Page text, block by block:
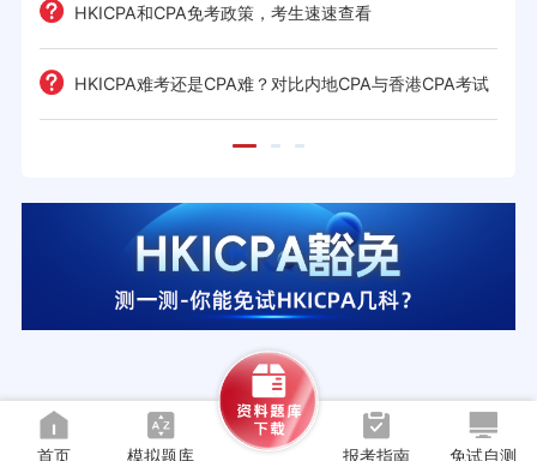
HKICPA和CPA免考政策，考生速速查看
HKICPA难考还是CPA难？对比内地CPA与香港CPA考试
首页 模拟题库 报考指南 免试自测